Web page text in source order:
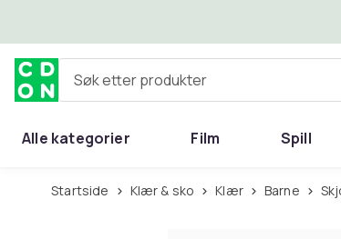
Søk etter produkter
Alle kategorier Film Spill
Startside Klær & sko Klær Barne